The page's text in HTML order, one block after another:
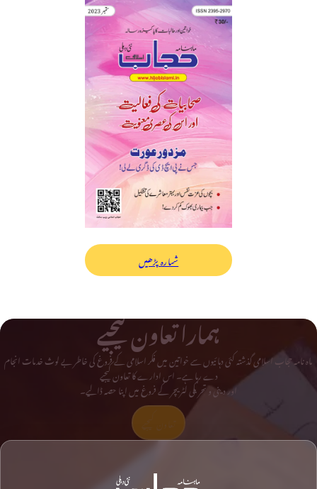
شمارہ پڑھیں
ہمارا تعاون کیجیے
ماہ نامہ حجاب اسلامی گذشتہ کئی دہائیوں سے خواتین میں فکر اسلامی کے فروغ کی خاطر بے لوث خدمات انجام
دے رہا ہے۔ اس ادارے کا تعاون کیجیے
اور دینی و تحریکی لٹریچر کے فروغ میں اپنا حصہ ڈالیے۔